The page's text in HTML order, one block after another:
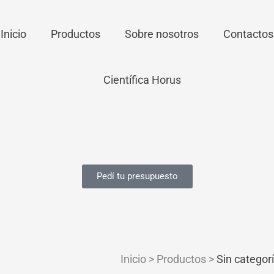
Inicio Productos Sobre nosotros Contactos
Pedí tu presupuesto
Inicio > Productos >Sin